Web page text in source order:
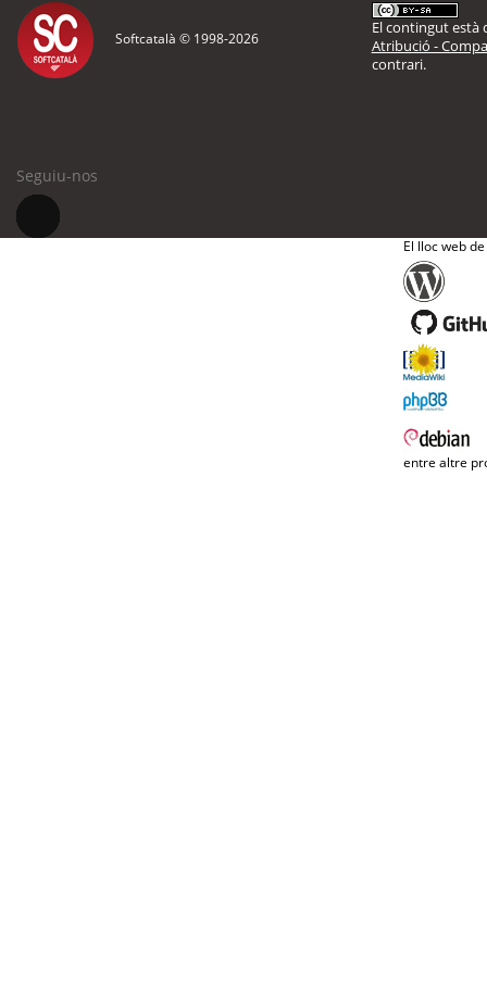
Softcatalà © 1998-2026
El contingut està
Atribució -
contrari.
Seguiu-nos
El lloc web
entre altre